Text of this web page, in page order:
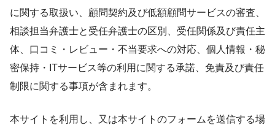
に関する取扱い、顧問契約及び低額顧問サービスの審査、
相談担当弁護士と受任弁護士の区別、受任関係及び責任主
体、口コミ・レビュー・不当要求への対応、個人情報・秘
密保持・ITサービス等の利用に関する承諾、免責及び責任
制限に関する事項が含まれます。
本サイトを利用し、又は本サイトのフォームを送信する場